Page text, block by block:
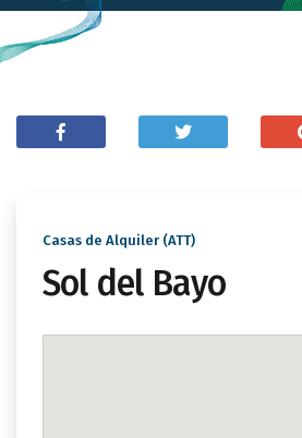
Casas de Alquiler (ATT)
Sol del Bayo